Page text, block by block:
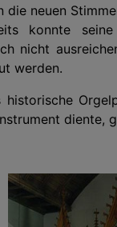
die neuen
konnte
nicht
werden.
diente,